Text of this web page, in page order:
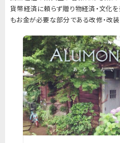
貨幣経済に頼らず贈り物経済・文化
もお金が必要な部分である改修・改装